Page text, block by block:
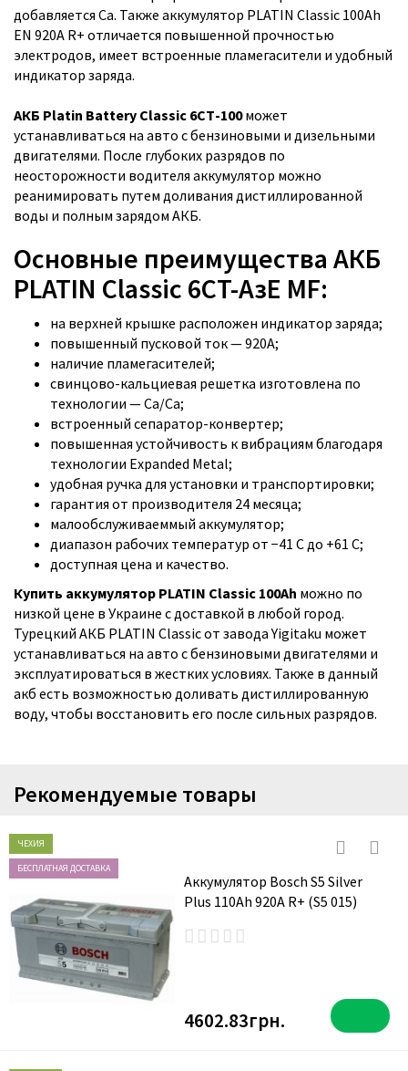
добавляется Ca. Также аккумулятор PLATIN Classic 100Ah
EN 920A R+ отличается повышенной прочностью
электродов, имеет встроенные пламегасители и удобный
индикатор заряда.
АКБ Platin Battery Classic 6СТ-100может
устанавливаться на авто с бензиновыми и дизельными
двигателями. После глубоких разрядов по
неосторожности водителя аккумулятор можно
реанимировать путем доливания дистиллированной
воды и полным зарядом АКБ.
Основные преимущества АКБ
PLATIN Classic 6CT-AзЕ MF:
на верхней крышке расположен индикатор заряда;
повышенный пусковой ток — 920A;
наличие пламегасителей;
свинцово-кальциевая решетка изготовлена по
технологии — Са/Са;
встроенный сепаратор-конвертер;
повышенная устойчивость к вибрациям благодаря
технологии Expanded Metal;
удобная ручка для установки и транспортировки;
гарантия от производителя 24 месяца;
малообслуживаеммый аккумулятор;
диапазон рабочих температур от −41 С до +61 С;
доступная цена и качество.
Купить аккумулятор PLATIN Classic 100Ah можно по
низкой цене в Украине с доставкой в любой город.
Турецкий АКБ PLATIN Classic от завода Yigitaku может
устанавливаться на авто с бензиновыми двигателями и
эксплуатироваться в жестких условиях. Также в данный
акб есть возможностью доливать дистиллированную
воду, чтобы восстановить его после сильных разрядов.
Рекомендуемые товары
ЧЕХИЯ
БЕСПЛАТНАЯ ДОСТАВКА
Аккумулятор Bosch S5 Silver
Plus 110Ah 920A R+ (S5 015)
4602.83грн.